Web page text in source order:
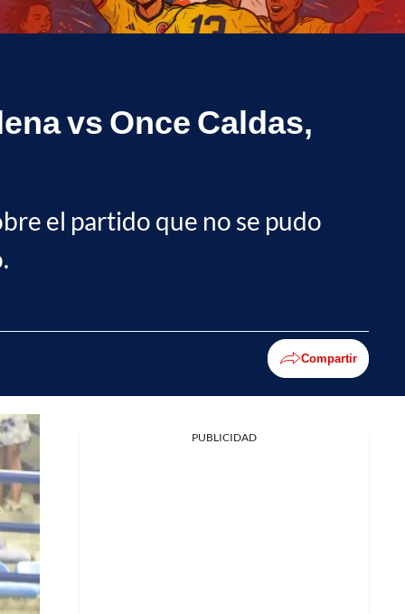
vs Once Caldas,
el partido que no se pudo
Compartir
PUBLICIDAD